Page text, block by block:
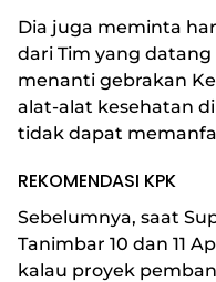
Dia juga meminta
dari Tim yang
menanti gebrakan
alat-alat kesehatan
tidak dapat
REKOMENDASI KPK
Sebelumnya, saat
Tanimbar 10 dan 11
kalau proyek